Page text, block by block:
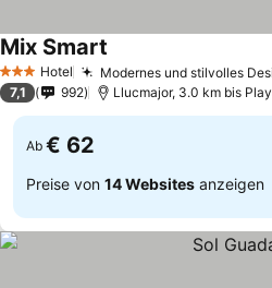
3 SterneHotel Modernes und stilvolles
Mix Smart
7,1 992 Llucmajor, 3.0 km bis
Ab € 62
Preise von 14 Websites anzeigen